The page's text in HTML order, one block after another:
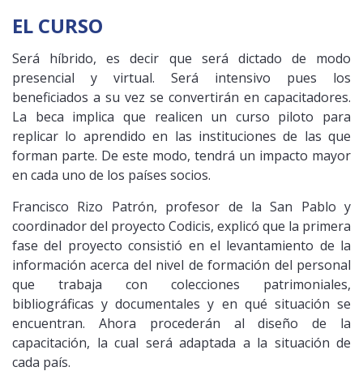
EL CURSO
Será híbrido, es decir que será dictado de modo
presencial y virtual. Será intensivo pues los
beneficiados a su vez se convertirán en capacitadores.
La beca implica que realicen un curso piloto para
replicar lo aprendido en las instituciones de las que
forman parte. De este modo, tendrá un impacto mayor
en cada uno de los países socios.
Francisco Rizo Patrón, profesor de la San Pablo y
coordinador del proyecto Codicis, explicó que la primera
fase del proyecto consistió en el levantamiento de la
información acerca del nivel de formación del personal
que trabaja con colecciones patrimoniales,
bibliográficas y documentales y en qué situación se
encuentran. Ahora procederán al diseño de la
capacitación, la cual será adaptada a la situación de
cada país.